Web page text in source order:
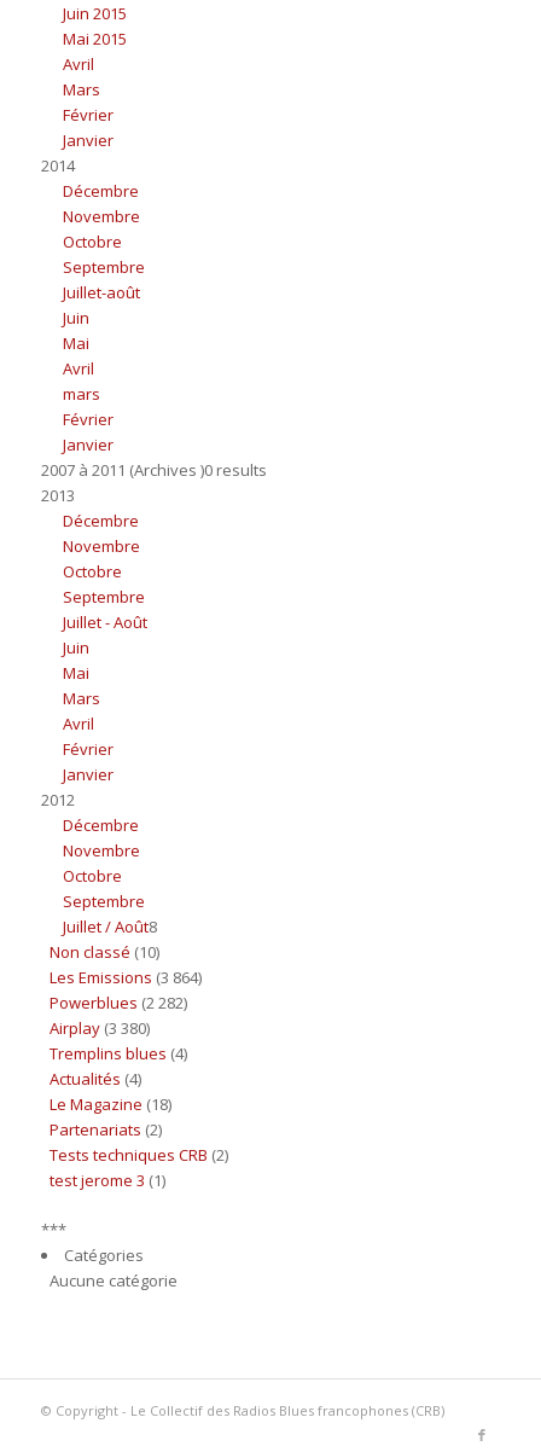
Juin 2015
Mai 2015
Avril
Mars
Février
Janvier
2014
Décembre
Novembre
Octobre
Septembre
Juillet-août
Juin
Mai
Avril
mars
Février
Janvier
2007 à 2011 (Archives )0 results
2013
Décembre
Novembre
Octobre
Septembre
Juillet - Août
Juin
Mai
Mars
Avril
Février
Janvier
2012
Décembre
Novembre
Octobre
Septembre
Juillet / Août8
Non classé (10)
Les Emissions (3 864)
Powerblues (2 282)
Airplay(3 380)
Tremplins blues (4)
Actualités (4)
Le Magazine (18)
Partenariats (2)
Tests techniques CRB (2)
test jerome 3 (1)
***
Catégories
Aucune catégorie
© Copyright - Le Collectif des Radios Blues francophones (CRB)